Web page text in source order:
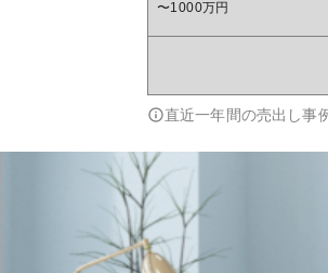
〜1000万円
直近一年間の売出し事